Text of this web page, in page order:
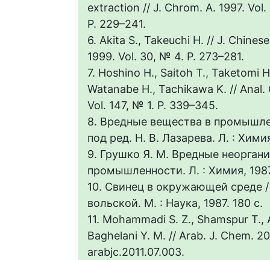
extraction // J. Chrom. A. 1997.
P. 229–241.
6. Akita S., Takeuchi H. // J.
1999. Vol. 30, № 4. P. 273–281.
7. Hoshino H., Saitoh T., Taketomi
Watanabe H., Tachikawa K. // Anal.
Vol. 147, № 1. P. 339–345.
8. Вредные вещества в
под ред. Н. В. Лазарева. Л. :
9. Грушко Я. М. Вредные
промышленности. Л. : Химия,
10. Свинец в окружающей среде
вольской. М. : Наука, 1987. 180 с.
11. Mohammadi S. Z., Shamspur
Baghelani Y. M. // Arab. J. Chem.
arabjc.2011.07.003.